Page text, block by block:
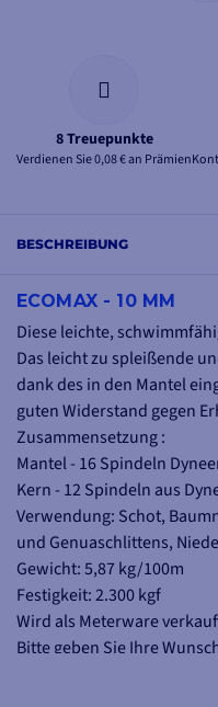
8 Treuepunkte
Verdienen Sie 0,08 € an Prämien
BESCHREIBUNG
ECOMAX - 10 MM
Diese leichte,
Das leicht zu spleißende
dank des in den Mantel
guten Widerstand gegen
Zusammensetzung :
Mantel - 16 Spindeln
Kern - 12 Spindeln aus
Verwendung: Schot,
und Genuaschlittens,
Gewicht: 5,87 kg/100m
Festigkeit: 2.300 kgf
Wird als Meterware
Bitte geben Sie Ihre